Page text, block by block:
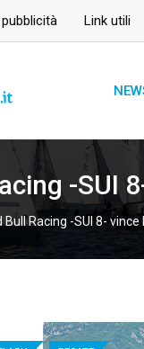
Link utili
-SUI
Bull Racing -SUI 8- vince